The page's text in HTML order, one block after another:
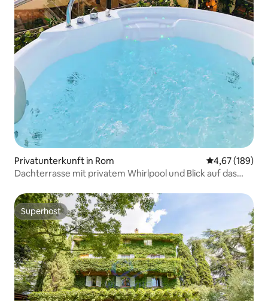
Privatunterkunft in Rom
4,67 (189)
Dachterrasse mit privatem Whirlpool und Blick auf das
Superhost
Superhost